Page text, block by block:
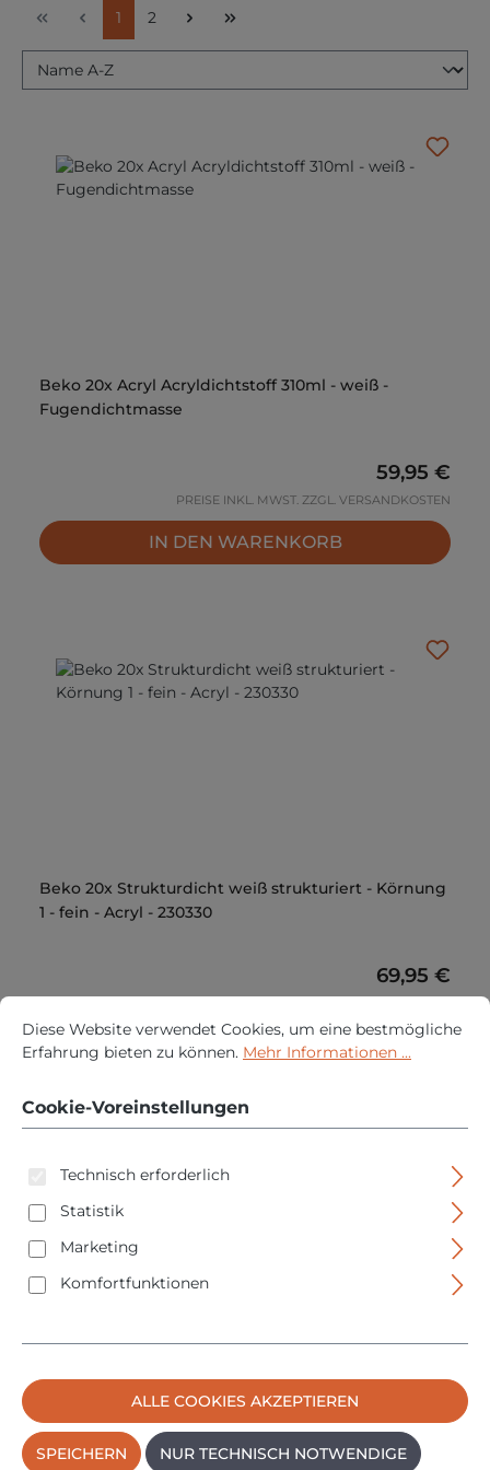
Seite
1 Seite
2
Beko 20x Acryl Acryldichtstoff 310ml - weiß -
Fugendichtmasse
Regulärer
59,95 €
PREISE INKL. MWST. ZZGL. VERSANDKOSTEN
IN DEN WARENKORB
Beko 20x Strukturdicht weiß strukturiert - Körnung
1 - fein - Acryl - 230330
Regulärer
69,95 €
IN DEN WARENKORB
Beko 2K Hightec Kleber - Maxbond Speed - inkl. 3
Cookie-Voreinstellungen
Diese Website verwendet Cookies, um eine bestmögliche
Diese Website verwendet Cookies, um eine bestmögliche
Erfahrung bieten zu können. Mehr Informationen ...
Cookie-Voreinstellungen
Technisch erforderlich
Statistik
Marketing
Komfortfunktionen
ALLE COOKIES AKZEPTIEREN
SPEICHERN NUR TECHNISCH NOTWENDIGE